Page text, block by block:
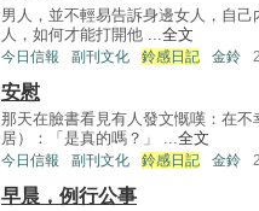
男人，並不輕易告訴身邊女人，自
人，如何才能打開他 ...全文
今日信報 副刊文化 鈴感日記 金鈴
安慰
那天在臉書看見有人發文慨嘆：在
居）：「是真的嗎？」 ...全文
今日信報 副刊文化 鈴感日記 金鈴
早晨，例行公事